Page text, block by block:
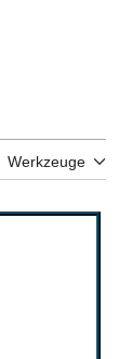
Werkzeuge